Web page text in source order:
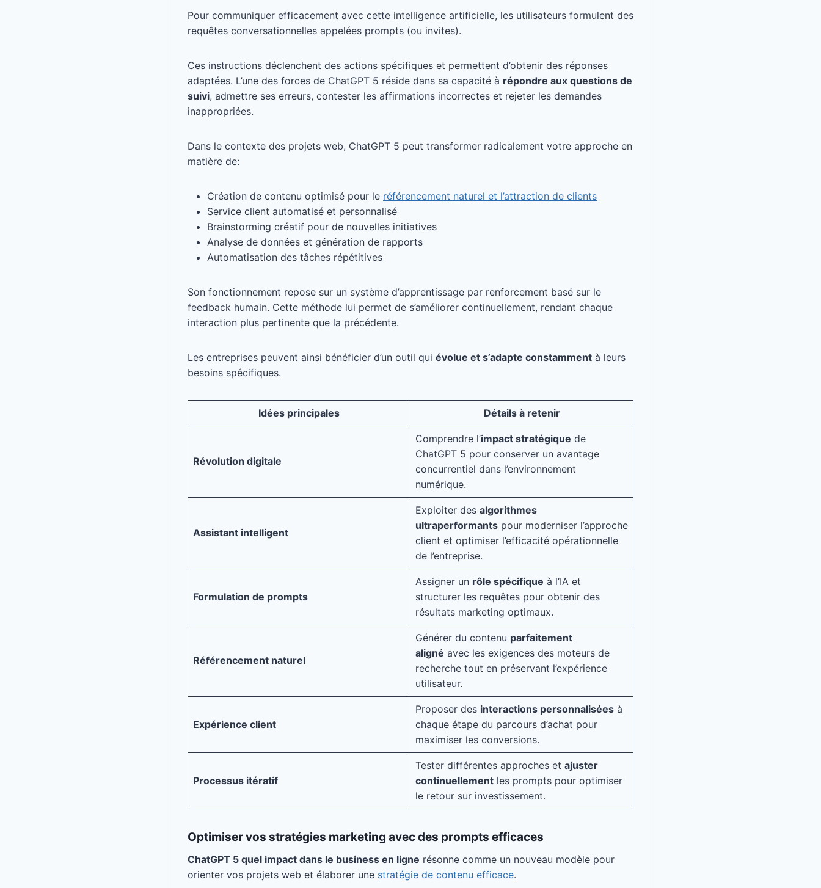
Pour communiquer efficacement avec cette intelligence artificielle, les utilisateurs formulent des
requêtes conversationnelles appelées prompts (ou invites).
Ces instructions déclenchent des actions spécifiques et permettent d’obtenir des réponses
adaptées. L’une des forces de ChatGPT 5 réside dans sa capacité à répondre aux questions de
suivi, admettre ses erreurs, contester les affirmations incorrectes et rejeter les demandes
inappropriées.
Dans le contexte des projets web, ChatGPT 5 peut transformer radicalement votre approche en
matière de:
Création de contenu optimisé pour le référencement naturel et l’attraction de clients
Service client automatisé et personnalisé
Brainstorming créatif pour de nouvelles initiatives
Analyse de données et génération de rapports
Automatisation des tâches répétitives
Son fonctionnement repose sur un système d’apprentissage par renforcement basé sur le
feedback humain. Cette méthode lui permet de s’améliorer continuellement, rendant chaque
interaction plus pertinente que la précédente.
Les entreprises peuvent ainsi bénéficier d’un outil qui évolue et s’adapte constamment à leurs
besoins spécifiques.
Idées principales Détails à retenir
Révolution digitale
Comprendre l’impact stratégique de
ChatGPT 5 pour conserver un avantage
concurrentiel dans l’environnement
numérique.
Assistant intelligent
Exploiter des algorithmes
ultraperformants pour moderniser l’approche
client et optimiser l’efficacité opérationnelle
de l’entreprise.
Formulation de prompts
Assigner un rôle spécifique à l’IA et
structurer les requêtes pour obtenir des
résultats marketing optimaux.
Référencement naturel
Générer du contenu parfaitement
aligné avec les exigences des moteurs de
recherche tout en préservant l’expérience
utilisateur.
Expérience client
Proposer des interactions personnalisées à
chaque étape du parcours d’achat pour
maximiser les conversions.
Processus itératif
Tester différentes approches et ajuster
continuellement les prompts pour optimiser
le retour sur investissement.
Optimiser vos stratégies marketing avec des prompts efficaces
ChatGPT 5 quel impact dans le business en ligne résonne comme un nouveau modèle pour
orienter vos projets web et élaborer une stratégie de contenu efficace.